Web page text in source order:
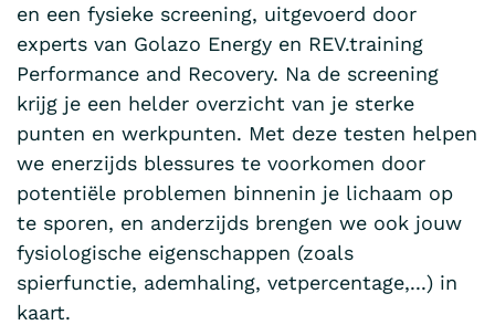
en een fysieke screening, uitgevoerd door
experts van Golazo Energy en REV.training
Performance and Recovery. Na de screening
krijg je een helder overzicht van je sterke
punten en werkpunten. Met deze testen helpen
we enerzijds blessures te voorkomen door
potentiële problemen binnenin je lichaam op
te sporen, en anderzijds brengen we ook jouw
fysiologische eigenschappen (zoals
spierfunctie, ademhaling, vetpercentage,...) in
kaart.